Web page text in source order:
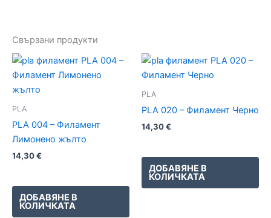
Свързани продукти
PLA
PLA 004 – Филамент
Лимонено жълто
14,30€
ДОБАВЯНЕ В
КОЛИЧКАТА
PLA
PLA 020 – Филамент Черно
14,30€
ДОБАВЯНЕ В
КОЛИЧКАТА